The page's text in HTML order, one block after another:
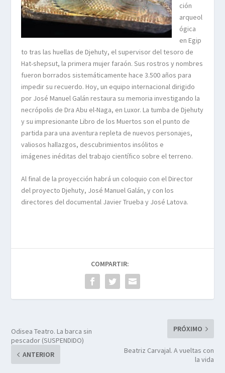
ción
arqueol
ógica
en Egip
to tras las huellas de Djehuty, el supervisor del tesoro de
Hat-shepsut, la primera mujer faraón. Sus rostros y nombres
fueron borrados sistemáticamente hace 3.500 años para
impedir su recuerdo. Hoy, un equipo internacional dirigido
por José Manuel Galán restaura su memoria investigando la
necrópolis de Dra Abu el-Naga, en Luxor. La tumba de Djehuty
y su impresionante Libro de los Muertos son el punto de
partida para una aventura repleta de nuevos personajes,
valiosos hallazgos, descubrimientos insólitos e
imágenes inéditas del trabajo científico sobre el terreno.
Al final de la proyección habrá un coloquio con el Director
del proyecto Djehuty, José Manuel Galán, y con los
directores del documental Javier Trueba y José Latova.
COMPARTIR:
Odisea Teatro. La barca sin
pescador (SUSPENDIDO)
ANTERIOR
PRÓXIMO
Beatriz Carvajal. A vueltas con
la vida